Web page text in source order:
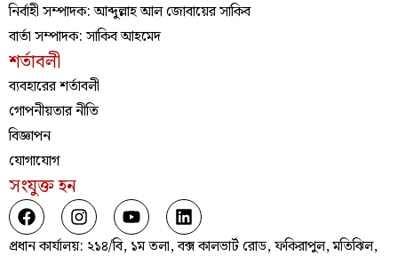
নির্বাহী সম্পাদক: আব্দুল্লাহ আল জোবায়ের সাকিব
বার্তা সম্পাদক: সাকিব আহমেদ
শর্তাবলী
ব্যবহারের শর্তাবলী
গোপনীয়তার নীতি
বিজ্ঞাপন
যোগাযোগ
সংযুক্ত হন
প্রধান কার্যালয়: ২১৪/বি, ১ম তলা, বক্স কালভার্ট রোড, ফকিরাপুল, মতিঝিল,